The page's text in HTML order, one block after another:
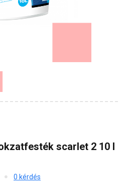
scarlet 2 10 l
0 kérdés